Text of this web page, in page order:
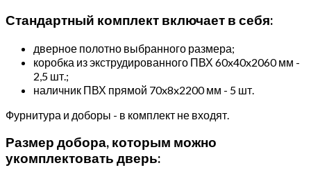
Стандартный комплект включает в себя:
дверное полотно выбранного размера;
коробка из экструдированного ПВХ 60x40x2060 мм -
2,5 шт.;
наличник ПВХ прямой 70x8x2200 мм - 5 шт.
Фурнитура и доборы - в комплект не входят.
Размер добора, которым можно
укомплектовать дверь: